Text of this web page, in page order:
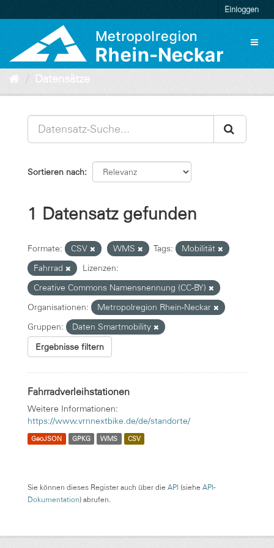
zum
Einloggen
Datensätze
Sortieren nach
1 Datensatz gefunden
Formate: CSV WMS Tags:
Mobilität
Fahrrad
Lizenzen:
Creative Commons Namensnennung (CC-BY)
Organisationen:
Metropolregion Rhein-Neckar
Gruppen:
Daten Smartmobility
Ergebnisse filtern
Fahrradverleihstationen
Weitere Informationen:
https://www.vrnnextbike.de/de/standorte/
GeoJSON GPKG WMS CSV
Sie können dieses Register auch über die API (siehe API-
Dokumentation) abrufen.